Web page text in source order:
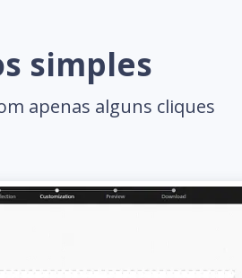
simples
apenas alguns cliques